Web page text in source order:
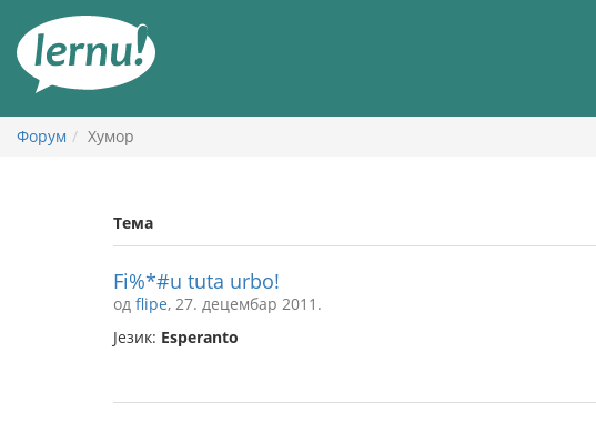
садржају
Форум Хумор
Тема
Fi%*#u tuta urbo!
од flipe, 27. децембар 2011.
Језик: Esperanto